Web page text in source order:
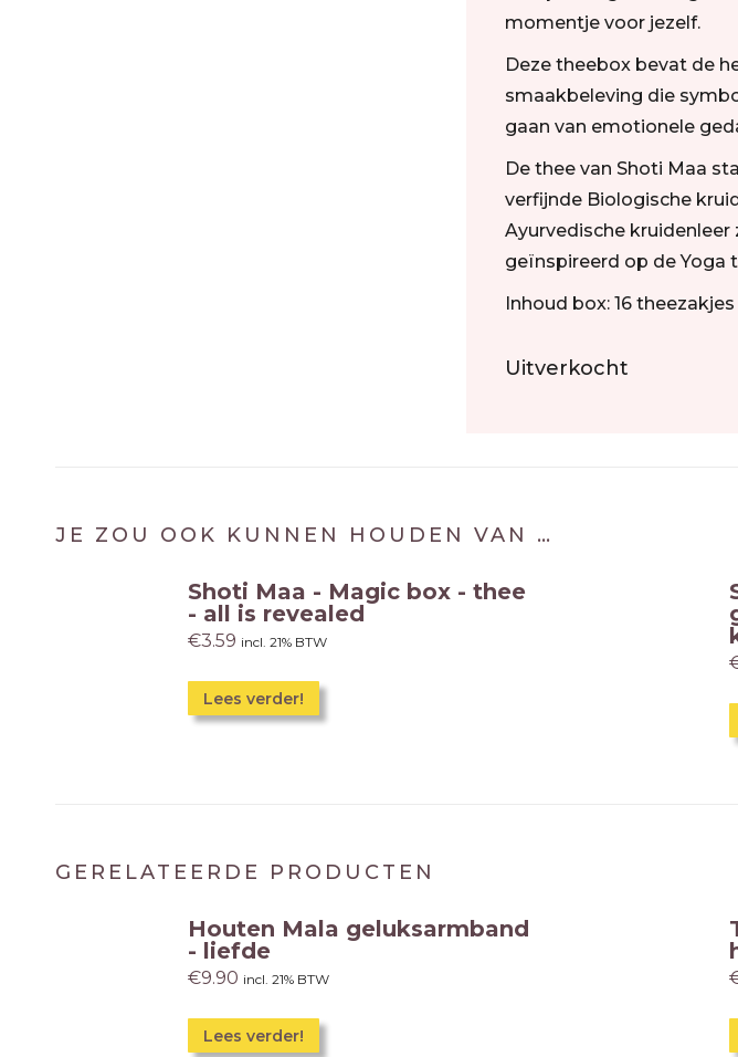
momentje voor jezelf.
Deze theebox bevat de
smaakbeleving die
gaan van emotionele
De thee van Shoti Maa
verfijnde Biologische
Ayurvedische kruidenleer
geïnspireerd op de Yoga
Inhoud box: 16 theezakjes
Uitverkocht
JE ZOU OOK KUNNEN HOUDEN VAN …
Shoti Maa - Magic box - thee
- all is revealed
€3.59 incl. 21% BTW
Lees verder!
GERELATEERDE PRODUCTEN
Houten Mala geluksarmband
- liefde
€9.90 incl. 21% BTW
Lees verder!